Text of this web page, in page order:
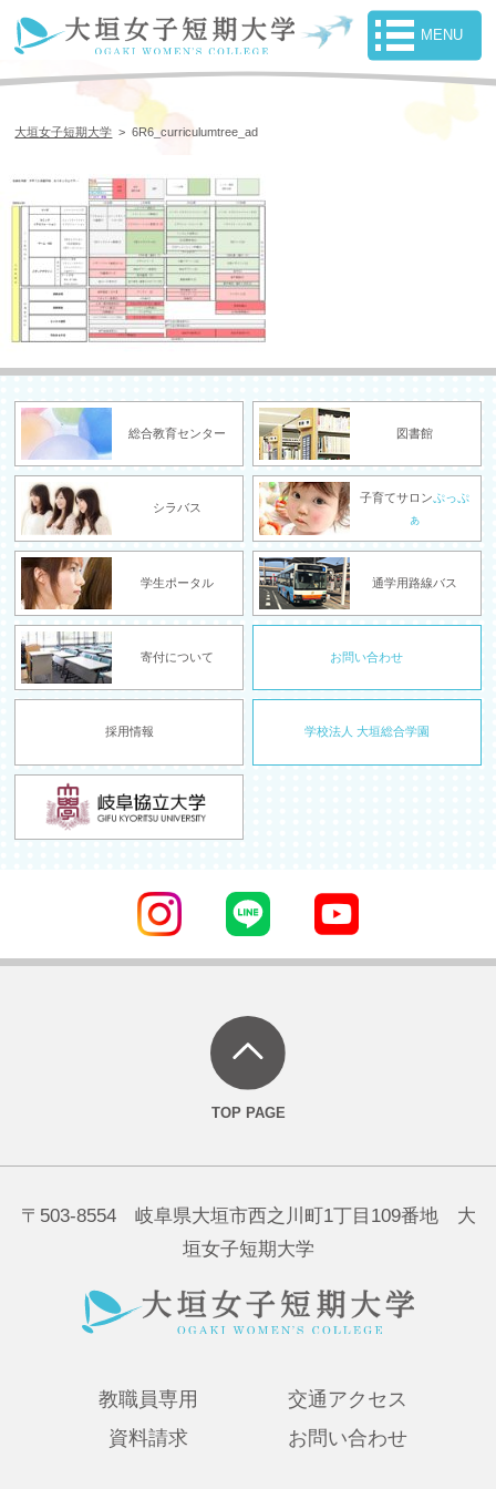
大垣女子短期大学 >6R6_curriculumtree_ad
総合教育センター 図書館
シラバス
子育てサロンぷっぷ
ぁ
学生ポータル 通学用路線バス
寄付について お問い合わせ
採用情報 学校法人 大垣総合学園
〒503-8554 岐阜県大垣市西之川町1丁目109番地 大
垣女子短期大学
教職員専用
交通アクセス
資料請求
お問い合わせ